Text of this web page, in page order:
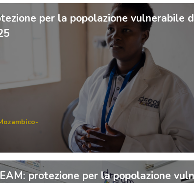
per la popolazione vulnerabile
-
protezione per la popolazione